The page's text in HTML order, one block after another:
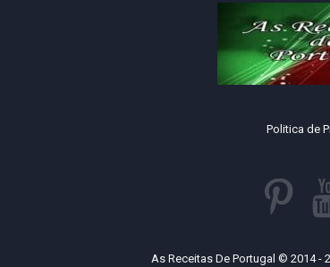
Politica de
As Receitas De Portugal © 2014 -